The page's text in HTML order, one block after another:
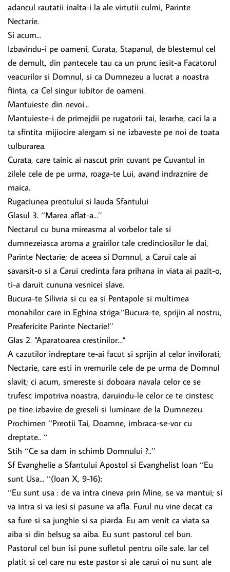
adancul rautatii inalta-i la ale virtutii culmi, Parinte
Nectarie.
Si acum...
Izbavindu-i pe oameni, Curata, Stapanul, de blestemul cel
de demult, din pantecele tau ca un prunc iesit-a Facatorul
veacurilor si Domnul, si ca Dumnezeu a lucrat a noastra
fiinta, ca Cel singur iubitor de oameni.
Mantuieste din nevoi...
Mantuieste-i de primejdii pe rugatorii tai, Ierarhe, caci Ia a
ta sfintita mijiocire alergam si ne izbaveste pe noi de toata
tulburarea.
Curata, care tainic ai nascut prin cuvant pe Cuvantul in
zilele cele de pe urma, roaga-te Lui, avand indraznire de
maica.
Rugaciunea preotului si lauda Sfantului
Glasul 3. ‘‘Marea aflat-a...’’
Nectarul cu buna mireasma al vorbelor tale si
dumnezeiasca aroma a grairilor tale credinciosilor le dai,
Parinte Nectarie; de aceea si Domnul, a Carui cale ai
savarsit-o si a Carui credinta fara prihana in viata ai pazit-o,
ti-a daruit cununa vesnicei slave.
Bucura-te Silivria si cu ea si Pentapole si multimea
monahilor care in Eghina striga:‘‘Bucura-te, sprijin al nostru,
Preafericite Parinte Nectarie!’’
GIas 2. “Aparatoarea crestinilor…”
A cazutilor indreptare te-ai facut si sprijin al celor inviforati,
Nectarie, care esti in vremurile cele de pe urma de Domnul
slavit; ci acum, smereste si doboara navala celor ce se
trufesc impotriva noastra, daruindu-le celor ce te cinstesc
pe tine izbavire de greseli si luminare de la Dumnezeu.
Prochimen ‘‘Preotii Tai, Doamne, imbraca-se-vor cu
dreptate.. ‘‘
Stih ‘‘Ce sa dam in schimb Domnului ?..’’
Sf Evanghelie a Sfantului Apostol si Evanghelist Ioan ‘‘Eu
sunt Usa... ‘‘(Ioan X, 9-16):
‘‘Eu sunt usa : de va intra cineva prin Mine, se va mantui; si
va intra si va iesi si pasune va afla. Furul nu vine decat ca
sa fure si sa junghie si sa piarda. Eu am venit ca viata sa
aiba si din belsug sa aiba. Eu sunt pastorul cel bun.
Pastorul cel bun îsi pune sufletul pentru oile sale. Iar cel
platit si cel care nu este pastor si ale carui oi nu sunt ale